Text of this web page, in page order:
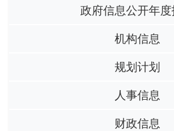
政府信息公开年
机构信息
规划计划
人事信息
财政信息